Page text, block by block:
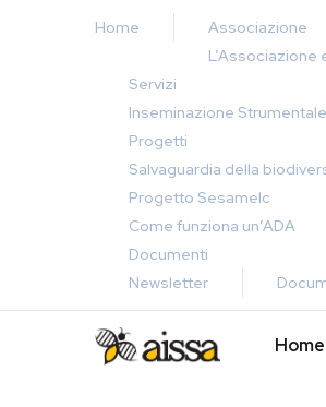
Home
Associazione
L’Associazione
Servizi
Inseminazione Strumentale
Progetti
Salvaguardia della
Progetto Sesamelc
Come funziona un’ADA
Documenti
Newsletter
Home